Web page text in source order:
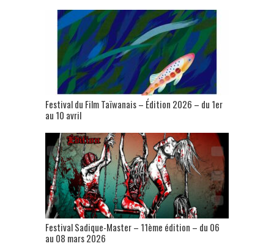
Festival du Film Taïwanais – Édition 2026 – du 1er
au 10 avril
Festival Sadique-Master – 11ème édition – du 06
au 08 mars 2026